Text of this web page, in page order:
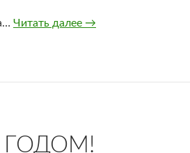
Читать далее История
→